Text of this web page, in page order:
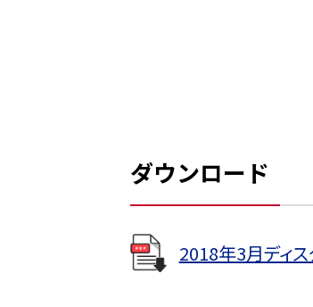
ダウンロード
2018年3月ディ